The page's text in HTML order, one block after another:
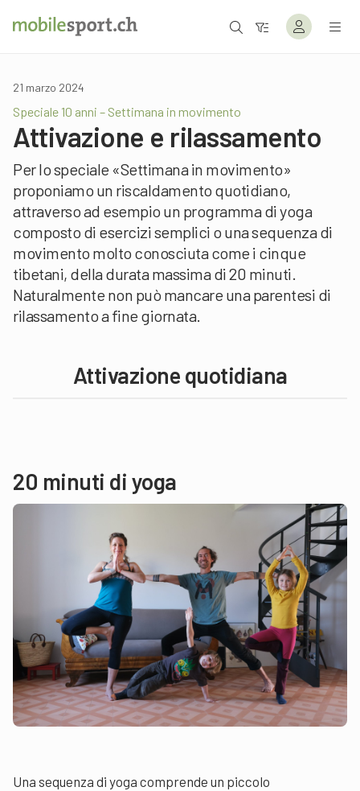
21 marzo 2024
Speciale 10 anni – Settimana in movimento
Attivazione e rilassamento
Per lo speciale «Settimana in movimento»
proponiamo un riscaldamento quotidiano,
attraverso ad esempio un programma di yoga
composto di esercizi semplici o una sequenza di
movimento molto conosciuta come i cinque
tibetani, della durata massima di 20 minuti.
Naturalmente non può mancare una parentesi di
rilassamento a fine giornata.
Attivazione quotidiana
20 minuti di yoga
Una sequenza di yoga comprende un piccolo